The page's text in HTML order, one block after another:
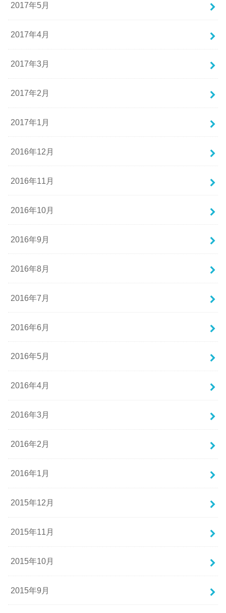
2017年5月
2017年4月
2017年3月
2017年2月
2017年1月
2016年12月
2016年11月
2016年10月
2016年9月
2016年8月
2016年7月
2016年6月
2016年5月
2016年4月
2016年3月
2016年2月
2016年1月
2015年12月
2015年11月
2015年10月
2015年9月